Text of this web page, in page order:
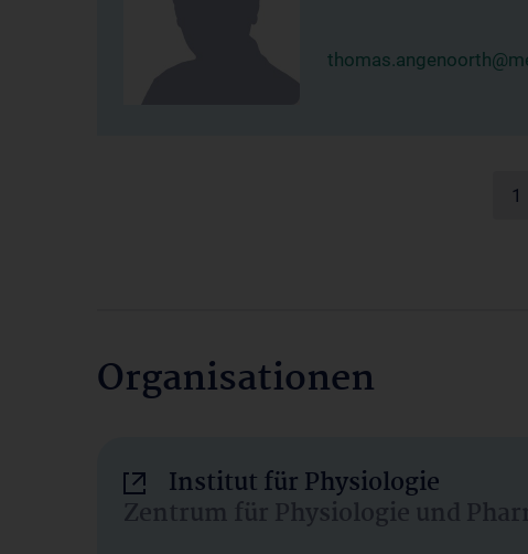
1
Organisationen
Institut für Physiologie
Zentrum für Physiologie und